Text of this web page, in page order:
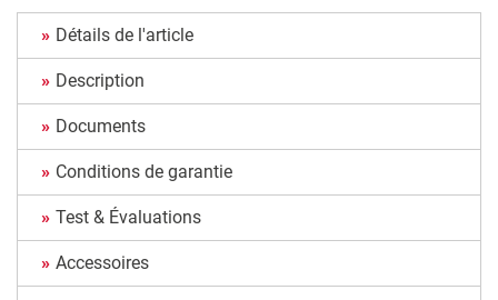
Détails de l'article
Description
Documents
Conditions de garantie
Test & Évaluations
Accessoires